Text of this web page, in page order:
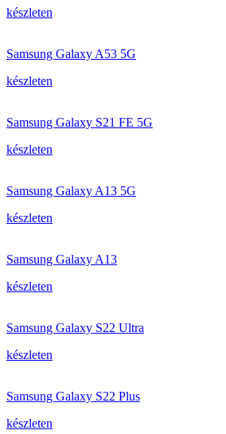
készleten
Samsung Galaxy A53 5G
készleten
Samsung Galaxy S21 FE 5G
készleten
Samsung Galaxy A13 5G
készleten
Samsung Galaxy A13
készleten
Samsung Galaxy S22 Ultra
készleten
Samsung Galaxy S22 Plus
készleten